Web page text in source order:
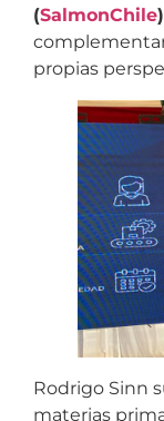
(SalmonChile)
propias
Rodrigo Sinn
materias